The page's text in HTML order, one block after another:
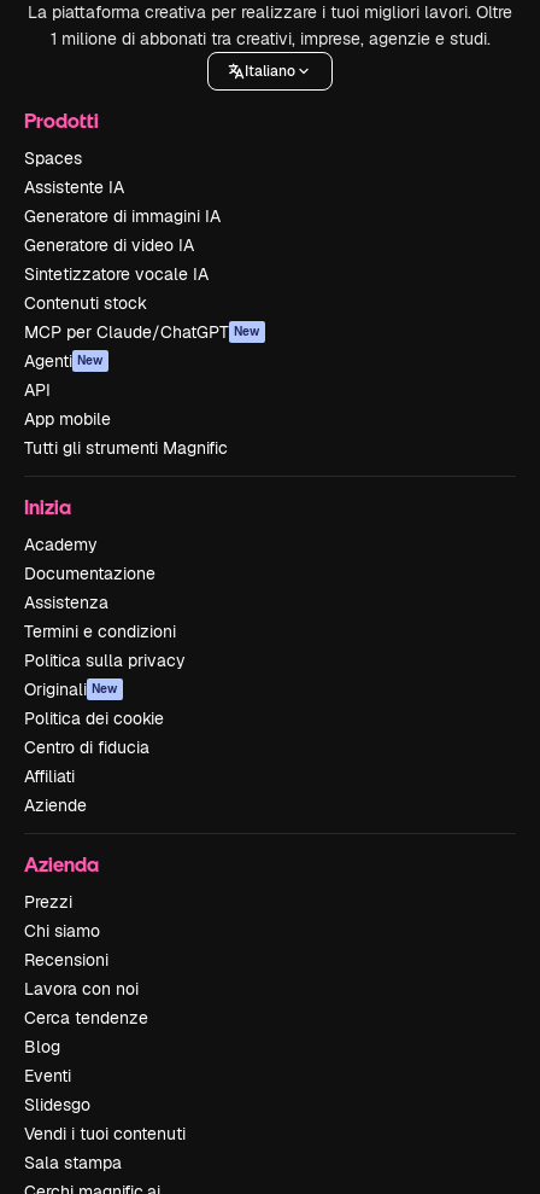
La piattaforma creativa per realizzare i tuoi migliori lavori. Oltre
1 milione di abbonati tra creativi, imprese, agenzie e studi.
Italiano
Prodotti
Spaces
Assistente IA
Generatore di immagini IA
Generatore di video IA
Sintetizzatore vocale IA
Contenuti stock
MCP per Claude/ChatGPT New
Agenti New
API
App mobile
Tutti gli strumenti Magnific
Inizia
Academy
Documentazione
Assistenza
Termini e condizioni
Politica sulla privacy
Originali New
Politica dei cookie
Centro di fiducia
Affiliati
Aziende
Azienda
Prezzi
Chi siamo
Recensioni
Lavora con noi
Cerca tendenze
Blog
Eventi
Slidesgo
Vendi i tuoi contenuti
Sala stampa